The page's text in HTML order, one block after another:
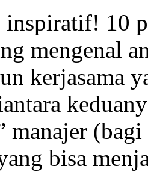
inspiratif! 10
mengenal
kerjasama
manajer
bisa